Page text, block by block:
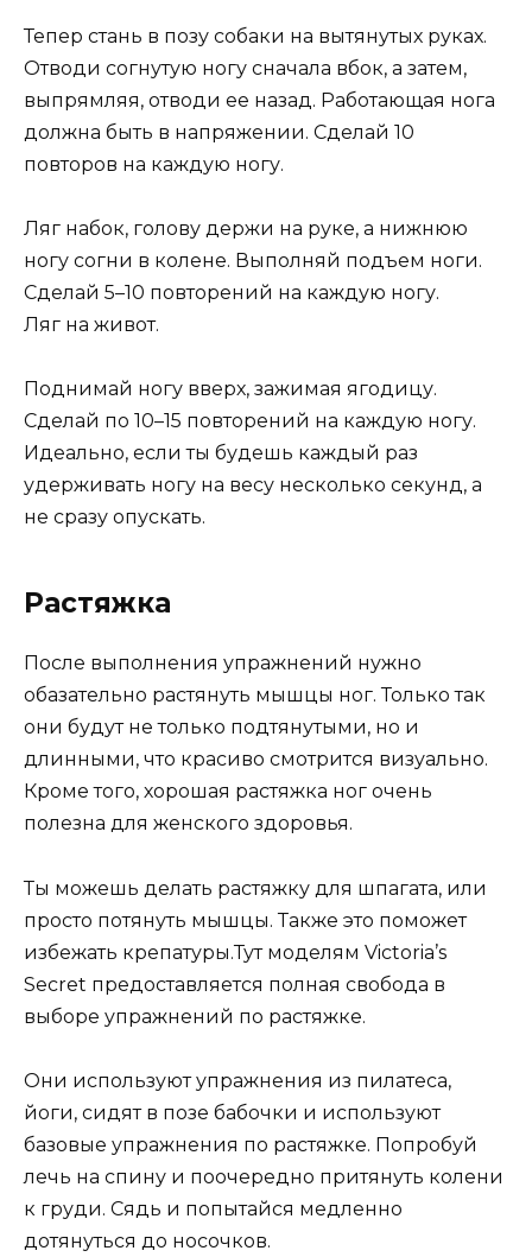
Тепер стань в позу собаки на вытянутых руках.
Отводи согнутую ногу сначала вбок, а затем,
выпрямляя, отводи ее назад. Работающая нога
должна быть в напряжении. Сделай 10
повторов на каждую ногу.
Ляг набок, голову держи на руке, а нижнюю
ногу согни в колене. Выполняй подъем ноги.
Сделай 5–10 повторений на каждую ногу.
Ляг на живот.
Поднимай ногу вверх, зажимая ягодицу.
Сделай по 10–15 повторений на каждую ногу.
Идеально, если ты будешь каждый раз
удерживать ногу на весу несколько секунд, а
не сразу опускать.
Растяжка
После выполнения упражнений нужно
обазательно растянуть мышцы ног. Только так
они будут не только подтянутыми, но и
длинными, что красиво смотрится визуально.
Кроме того, хорошая растяжка ног очень
полезна для женского здоровья.
Ты можешь делать растяжку для шпагата, или
просто потянуть мышцы. Также это поможет
избежать крепатуры.Тут моделям Victoria’s
Secret предоставляется полная свобода в
выборе упражнений по растяжке.
Они используют упражнения из пилатеса,
йоги, сидят в позе бабочки и используют
базовые упражнения по растяжке. Попробуй
лечь на спину и поочередно притянуть колени
к груди. Сядь и попытайся медленно
дотянуться до носочков.